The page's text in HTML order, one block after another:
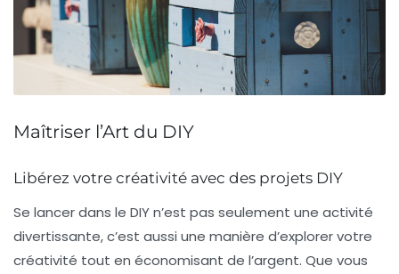
Maîtriser l’Art du DIY
Libérez votre créativité avec des projets DIY
Se lancer dans le DIYn’est pas seulement une activité
divertissante, c’est aussi une manière d’explorer votre
créativité tout en économisant de l’argent. Que vous